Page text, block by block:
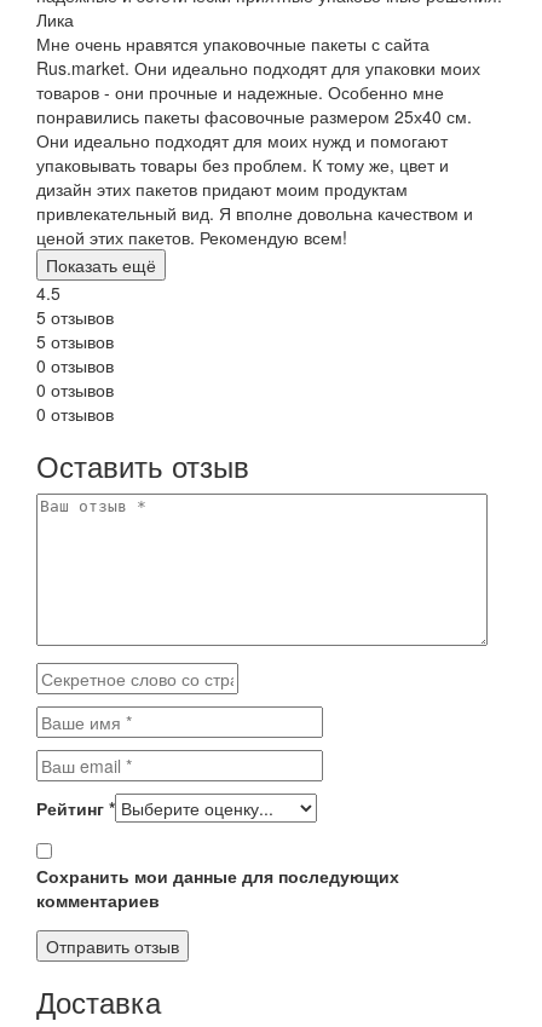
Лика
Мне очень нравятся упаковочные пакеты с сайта
Rus.market. Они идеально подходят для упаковки моих
товаров - они прочные и надежные. Особенно мне
понравились пакеты фасовочные размером 25х40 см.
Они идеально подходят для моих нужд и помогают
упаковывать товары без проблем. К тому же, цвет и
дизайн этих пакетов придают моим продуктам
привлекательный вид. Я вполне довольна качеством и
ценой этих пакетов. Рекомендую всем!
Показать ещё
4.5
5 отзывов
5 отзывов
0 отзывов
0 отзывов
0 отзывов
Оставить отзыв
Рейтинг *
Сохранить мои данные для последующих
комментариев
Доставка